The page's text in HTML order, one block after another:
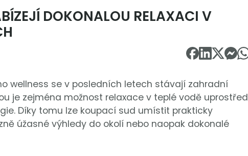
DOKONALOU RELAXACI V
wellness se v posledních letech stávají zahradní
je zejména možnost relaxace v teplé vodě uprostřed
Díky tomu lze koupací sud umístit prakticky
úžasné výhledy do okolí nebo naopak dokonalé